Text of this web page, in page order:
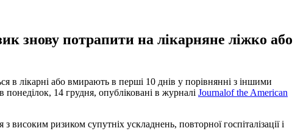
знову потрапити на лікарняне ліжко або
лікарні або вмирають в перші 10 днів у порівнянні з іншими
понеділок, 14 грудня, опубліковані в журналі Journalof the American
ризиком супутніх ускладнень, повторної госпіталізації і